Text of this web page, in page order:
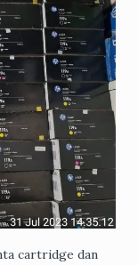
cartridge dan